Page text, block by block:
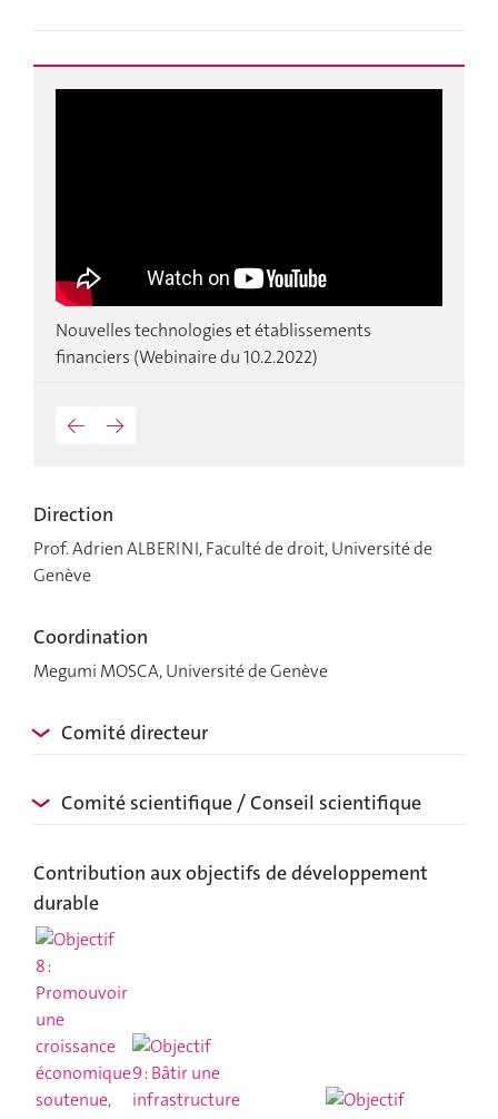
Nouvelles technologies et établissements
financiers (Webinaire du 10.2.2022)
← →
Direction
Prof. Adrien ALBERINI, Faculté de droit, Université de
Genève
Coordination
Megumi MOSCA, Université de Genève
Comité directeur
Comité scientifique / Conseil scientifique
Contribution aux objectifs de développement
durable